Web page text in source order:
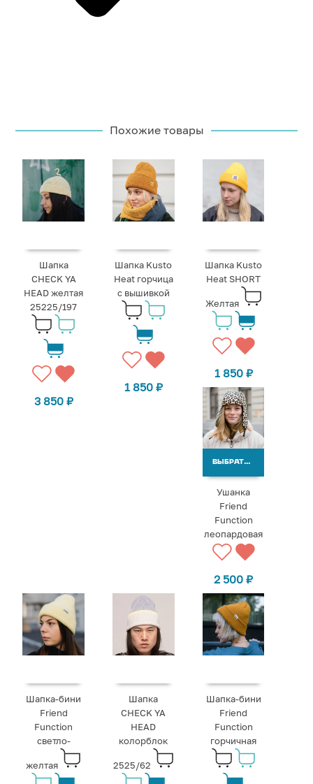
Похожие товары
Шапка
CHECK YA
HEAD желтая
25225/197
3 850 ₽
Шапка Kusto
Heat горчица
с вышивкой
1 850 ₽
Шапка Kusto
Heat SHORT
Желтая
1 850 ₽
ВЫБРАТЬ ВАРИАНТЫ
Ушанка
Friend
Function
леопардовая
2 500₽
Шапка-бини
Friend
Function
светло-
желтая
Шапка
CHECK YA
HEAD
колорблок
2525/62
Шапка-бини
Friend
Function
горчичная